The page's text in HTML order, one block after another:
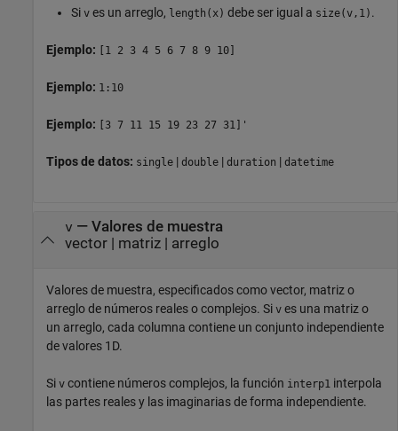
Si v es un arreglo, length(x) debe ser igual a size(v,1) .
Ejemplo: [1 2 3 4 5 6 7 8 9 10]
Ejemplo: 1:10
Ejemplo: [3 7 11 15 19 23 27 31]'
Tipos de datos: single | double | duration | datetime
v — Valores de muestra
vector| matriz| arreglo
Valores de muestra, especificados como vector, matriz o
arreglo de números reales o complejos. Si v es una matriz o
un arreglo, cada columna contiene un conjunto independiente
de valores 1D.
Si v contiene números complejos, la función interp1 interpola
las partes reales y las imaginarias de forma independiente.